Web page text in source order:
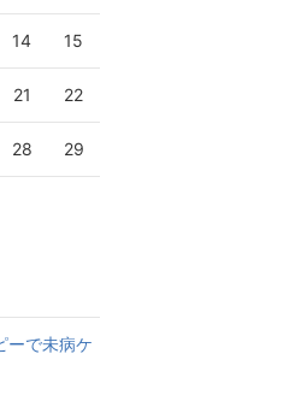
14 15
21 22
28 29
で未病ケ